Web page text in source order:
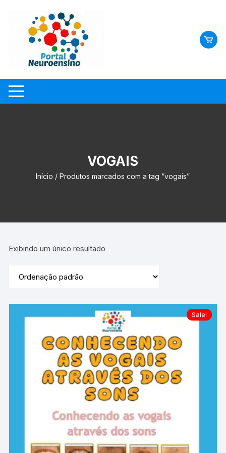
VOGAIS
Início / Produtos marcados com a tag “vogais”
Exibindo um único resultado
Sale!